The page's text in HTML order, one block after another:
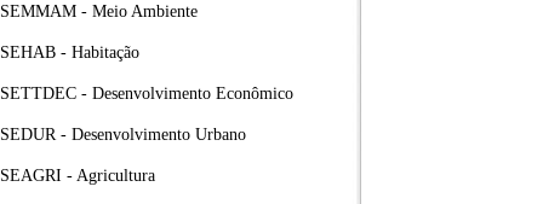
SEMMAM - Meio Ambiente
SEHAB - Habitação
SETTDEC - Desenvolvimento Econômico
SEDUR - Desenvolvimento Urbano
SEAGRI - Agricultura